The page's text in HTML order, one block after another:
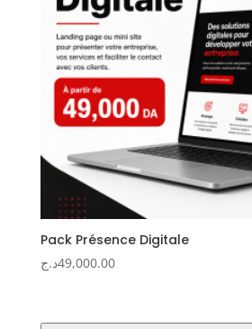
Pack Présence Digitale
49,000.00د.ج